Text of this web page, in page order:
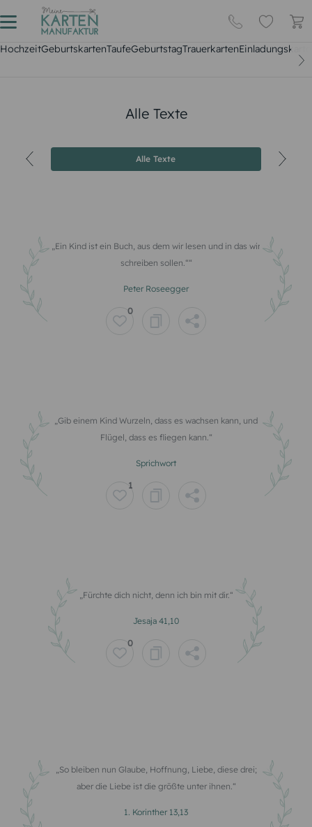
HochzeitGeburtskartenTaufeGeburtstagTrauerkarten
Alle Texte
Alle Texte
Ein Kind ist ein Buch, aus dem wir lesen und in das wir
schreiben sollen.“
Peter Roseegger
0
Gib einem Kind Wurzeln, dass es wachsen kann, und
Flügel, dass es fliegen kann.
Sprichwort
1
Fürchte dich nicht, denn ich bin mit dir.
Jesaja 41,10
0
So bleiben nun Glaube, Hoffnung, Liebe, diese drei;
aber die Liebe ist die größte unter ihnen.
1. Korinther 13,13